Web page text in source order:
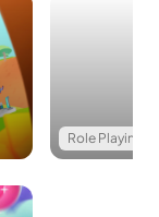
Role Playing